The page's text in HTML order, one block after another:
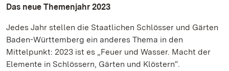
Das neue Themenjahr 2023
Jedes Jahr stellen die Staatlichen Schlösser und Gärten
Baden-Württemberg ein anderes Thema in den
Mittelpunkt: 2023 ist es „Feuer und Wasser. Macht der
Elemente in Schlössern, Gärten und Klöstern“.